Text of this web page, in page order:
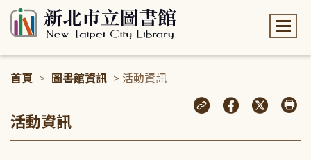
首頁 > 圖書館資訊 > 活動資訊
活動資訊